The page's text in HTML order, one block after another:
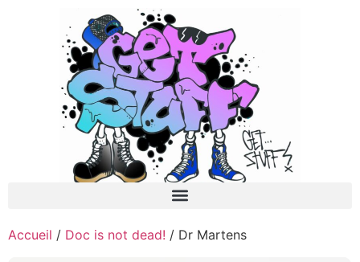
Accueil / Doc is not dead! / Dr Martens